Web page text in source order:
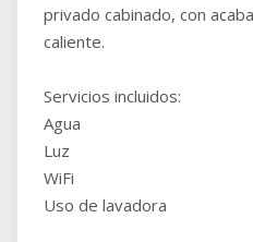
privado cabinado, con
caliente.
Servicios incluidos:
Agua
Luz
WiFi
Uso de lavadora